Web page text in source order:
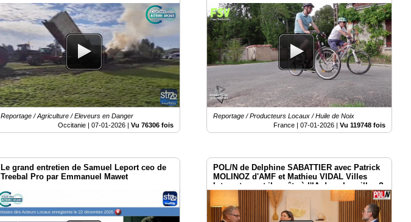
Reportage / Agriculture / Eleveurs en Danger
Occitanie | 07-01-2026| Vu 76306 fois
Reportage / Producteurs Locaux / Huile de Noix
France |07-01-2026 |Vu 119748 fois
Le grand entretien de Samuel Leport ceo de
Treebal Pro par Emmanuel Mawet
POL/N de Delphine SABATTIER avec Patrick
MOLINOZ d'AMF et Mathieu VIDAL Villes
Internet - sont-ils prêts à l'IA dans les villes ?